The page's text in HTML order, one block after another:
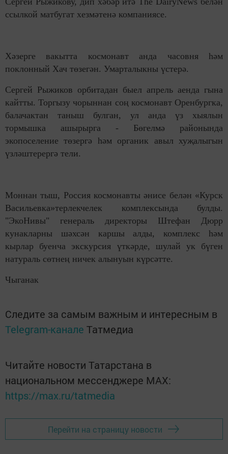
ссылкой матбугат хезмәтенә компаниясе.
Хәзерге вакытта космонавт анда часовня һәм
поклонный Хач төзегән. Умарталыкны үстерә.
Сергей Рыжиков орбитадан быел апрель аенда гына
кайтты. Торгызу чорыннан соң космонавт Оренбургка,
балачактан таныш булган, ул анда үз хыялын
тормышка ашырырга - Бөгелмә районында
экопоселение төзергә һәм органик авыл хуҗалыгын
үзләштерергә тели.
Моннан тыш, Россия космонавты әнисе белән «Курск
Васильевка»терлекчелек комплексында булды.
"ЭкоНивы" генераль директоры Штефан Дюрр
кунакларны шәхсән каршы алды, комплекс һәм
кырлар буенча экскурсия үткәрде, шулай ук бүген
натураль сөтнең ничек алынуын күрсәтте.
Чыганак
Следите за самым важным и интересным в
Telegram-канале Татмедиа
Читайте новости Татарстана в
национальном мессенджере MАХ:
https://max.ru/tatmedia
Перейти на страницу новости